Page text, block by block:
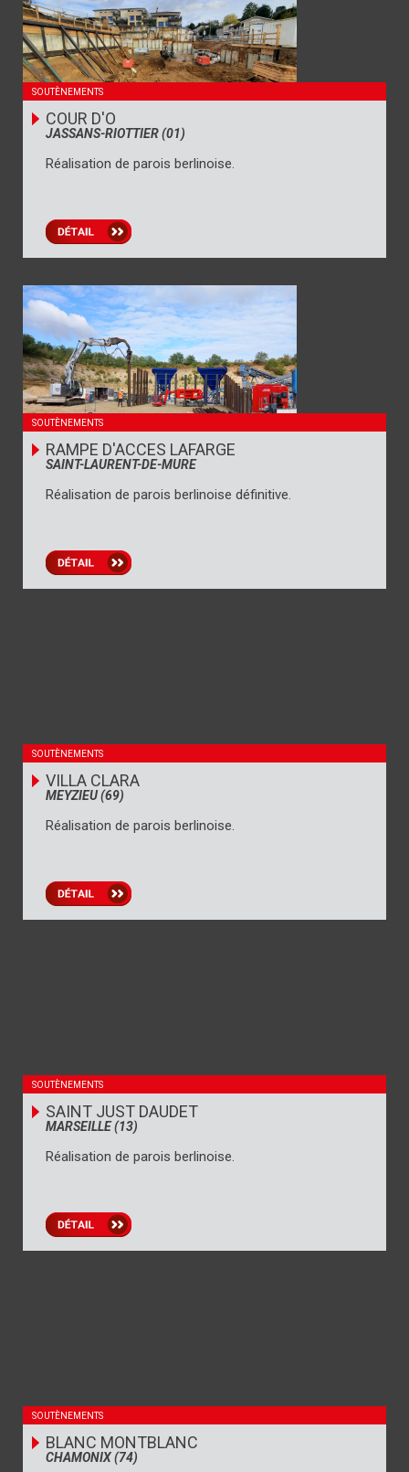
SOUTÈNEMENTS
COUR D'O
JASSANS-RIOTTIER (01)
Réalisation de parois berlinoise.
SOUTÈNEMENTS
RAMPE D'ACCES LAFARGE
SAINT-LAURENT-DE-MURE
Réalisation de parois berlinoise définitive.
SOUTÈNEMENTS
VILLA CLARA
MEYZIEU (69)
Réalisation de parois berlinoise.
SOUTÈNEMENTS
SAINT JUST DAUDET
MARSEILLE (13)
Réalisation de parois berlinoise.
SOUTÈNEMENTS
BLANC MONTBLANC
CHAMONIX (74)